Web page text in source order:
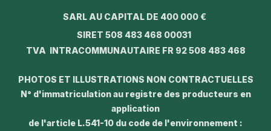
SARL AU CAPITAL DE 400 000 €
SIRET 508 483 468 00031
TVA INTRACOMMUNAUTAIRE FR 92 508 483 468
PHOTOS ET ILLUSTRATIONS NON CONTRACTUELLES
N° d'immatriculation au registre des producteurs en
application
de l'article L.541-10 du code de l'environnement :